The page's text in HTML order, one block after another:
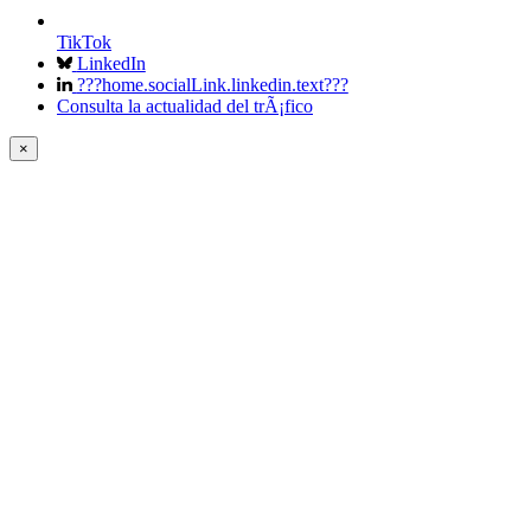
TikTok
LinkedIn
???home.socialLink.linkedin.text???
Consulta la actualidad del trÃ¡fico
×